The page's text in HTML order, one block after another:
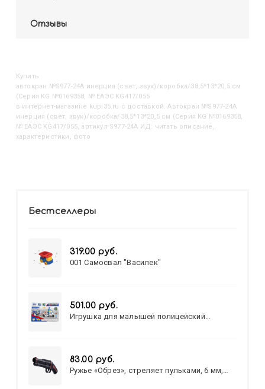
Отзывы
Купить
Автокран №S977-24A инерция (свет, звук)/коробка/38,5*13*20,5 см
(Серия KG №0169358, № ЕАЭС KG417/055
в интернет-магазине kupi35.ru с доставкой. Автокран №S977-24A
инерция (свет, звук)/коробка/38,5*13*20,5 см (Серия KG №0169358,
№ ЕАЭС KG417/055, артикул S977-24A ИД: читать описание,
характеристики, фото
Бестселлеры
319.00 руб.
001 Самосвал "Василек"
501.00 руб.
Игрушка для малышей полицейский
83.00 руб.
Ружье «Обрез», стреляет пульками, 6 мм,